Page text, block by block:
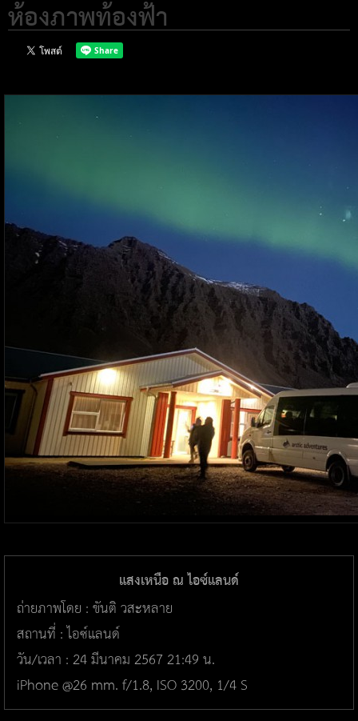
ห้องภาพท้องฟ้า
แสงเหนือ ณ ไอซ์แลนด์
ถ่ายภาพโดย : ขันติ วสะหลาย
สถานที่ : ไอซ์แลนด์
วัน/เวลา : 24 มีนาคม 2567 21:49 น.
iPhone @26 mm. f/1.8, ISO 3200, 1/4 S